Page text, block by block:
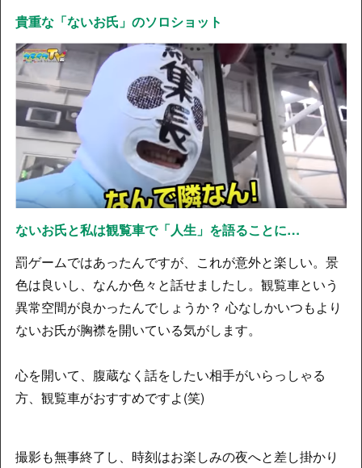
貴重な「ないお氏」のソロショット
ないお氏と私は観覧車で「人生」を語ることに…
罰ゲームではあったんですが、これが意外と楽しい。景
色は良いし、なんか色々と話せましたし。観覧車という
異常空間が良かったんでしょうか？ 心なしかいつもより
ないお氏が胸襟を開いている気がします。
心を開いて、腹蔵なく話をしたい相手がいらっしゃる
方、観覧車がおすすめですよ(笑)
撮影も無事終了し、時刻はお楽しみの夜へと差し掛かり